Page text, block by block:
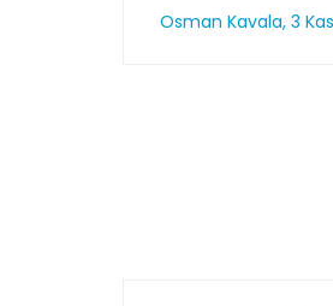
Osman Kavala, 3